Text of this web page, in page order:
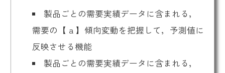
製品ごとの需要実績データに含まれる，
需要の【 a 】傾向変動を把握して，予測値に
反映させる機能
製品ごとの需要実績データに含まれる，